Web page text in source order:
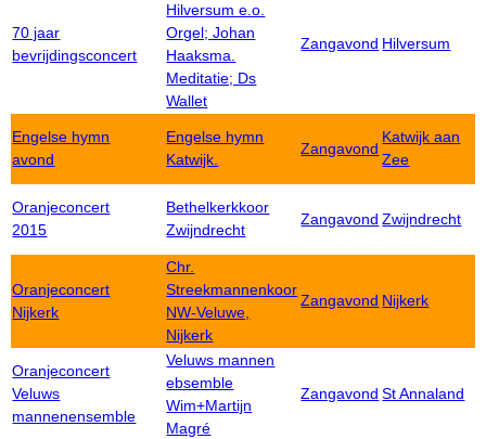
70 jaar
bevrijdingsconcert
Hilversum e.o.
Orgel; Johan
Haaksma.
Meditatie; Ds
Wallet
Zangavond Hilversum
Engelse hymn
avond
Engelse hymn
Katwijk.
Zangavond
Katwijk aan
Zee
Oranjeconcert
2015
Bethelkerkkoor
Zwijndrecht
Zangavond Zwijndrecht
Oranjeconcert
Nijkerk
Chr.
Streekmannenkoor
NW-Veluwe,
Nijkerk
Zangavond Nijkerk
Oranjeconcert
Veluws
mannenensemble
Veluws mannen
ebsemble
Wim+Martijn
Magré
Zangavond St Annaland